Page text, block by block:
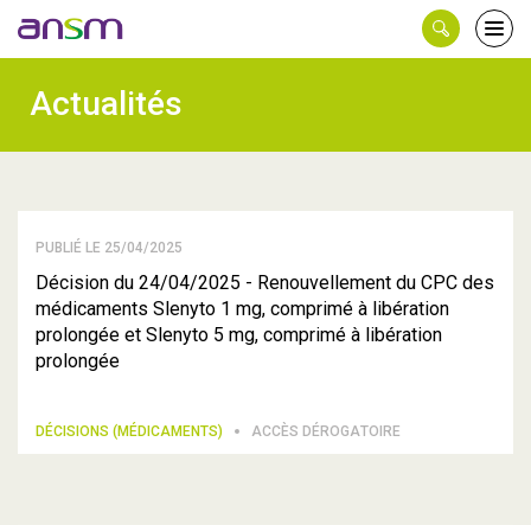
le
Actualités
PUBLIÉ LE 25/04/2025
Décision du 24/04/2025 - Renouvellement du CPC des
médicaments Slenyto 1 mg, comprimé à libération
prolongée et Slenyto 5 mg, comprimé à libération
prolongée
DÉCISIONS (MÉDICAMENTS) ACCÈS DÉROGATOIRE